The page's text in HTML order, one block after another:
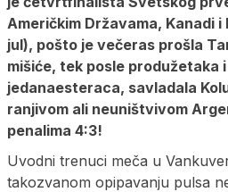
Američkim Državama, Kanadi i
jul), pošto je večeras prošla
mišiće, tek posle produžetaka i
jedanaesteraca, savladala
ranjivom ali neuništvivom
penalima 4:3!
Uvodni trenuci meča u
takozvanom opipavanju pulsa